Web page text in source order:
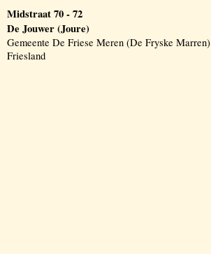
Midstraat 70 - 72
De Jouwer (Joure)
Gemeente De Friese Meren (De Fryske Marren)
Friesland